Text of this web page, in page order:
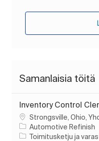
Samanlaisia töitä
Inventory Control
PaikkaStrongsville, Ohio,
Automotive Refinish
Luokka
Toimitusketju ja